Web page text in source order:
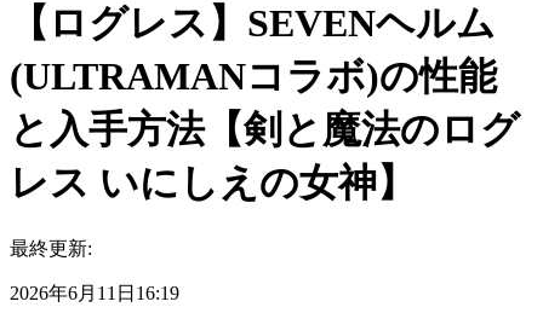
【ログレス】SEVENヘルム
(ULTRAMANコラボ)の性能
と入手方法【剣と魔法のログ
レス いにしえの女神】
最終更新:
2026年6月11日16:19